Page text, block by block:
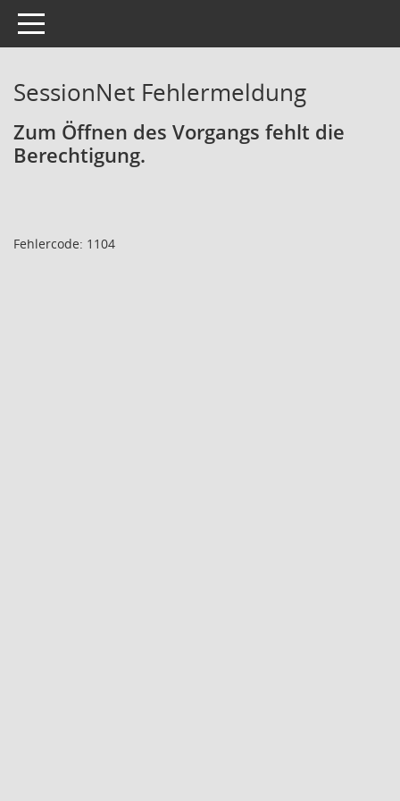
Toggle navigation
SessionNet Fehlermeldung
Zum Öffnen des Vorgangs fehlt die
Berechtigung.
Fehlercode: 1104